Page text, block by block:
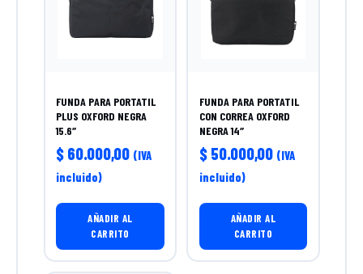
FUNDA PARA PORTATIL
PLUS OXFORD NEGRA
15.6″
$ 60.000,00 (IVA
incluido)
AÑADIR AL
CARRITO
FUNDA PARA PORTATIL
CON CORREA OXFORD
NEGRA 14″
$50.000,00 (IVA
incluido)
AÑADIR AL
CARRITO